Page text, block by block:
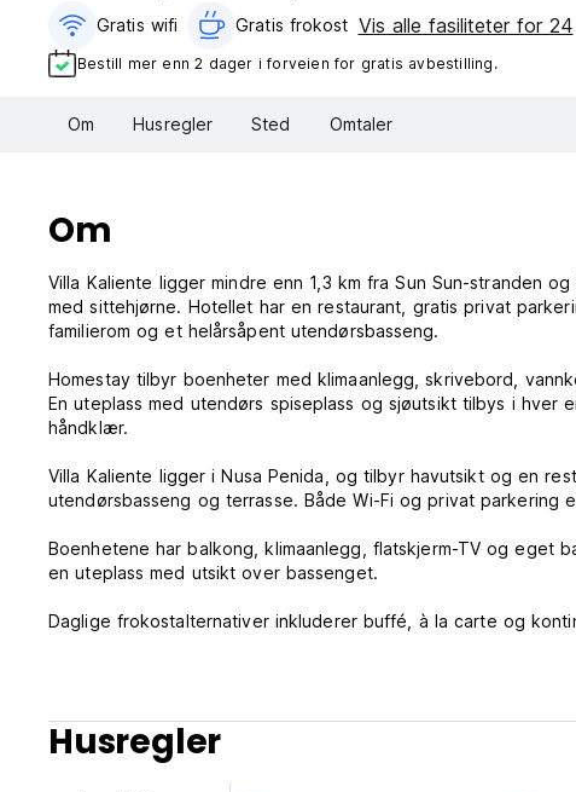
Gratis wifi‎ Gratis frokost‎ Vis alle fasiliteter for 24
Bestill mer enn 2 dager i forveien for gratis avbestilling.
Om Husregler Sted Omtaler
Om
Villa Kaliente ligger mindre enn 1,3 km fra Sun Sun-stranden
med sittehjørne. Hotellet har en restaurant, gratis privat
familierom og et helårsåpent utendørsbasseng.
Homestay tilbyr boenheter med klimaanlegg, skrivebord,
En uteplass med utendørs spiseplass og sjøutsikt tilbys i
håndklær.
Villa Kaliente ligger i Nusa Penida, og tilbyr havutsikt og en
utendørsbasseng og terrasse. Både Wi-Fi og privat parkering
Boenhetene har balkong, klimaanlegg, flatskjerm-TV og eget
en uteplass med utsikt over bassenget.
Daglige frokostalternativer inkluderer buffé, à la carte og
Populære attraksjoner i nærheten inkluderer Sun Sun Beach,
Husregler